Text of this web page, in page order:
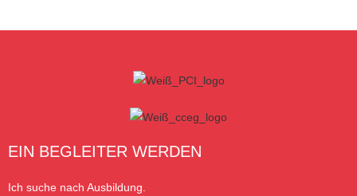
EIN BEGLEITER WERDEN
Ich suche nach Ausbildung.